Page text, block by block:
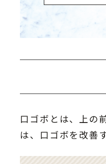
口ゴボとは、上の
は、口ゴボを改善